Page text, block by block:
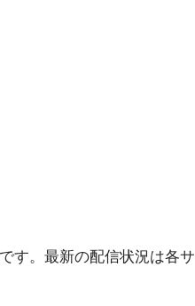
す。最新の配信状況は各